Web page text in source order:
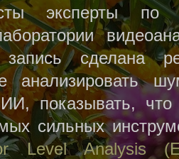
эксперты по
сделана
анализировать
ИИ, показывать,
сильных
Level Analysis